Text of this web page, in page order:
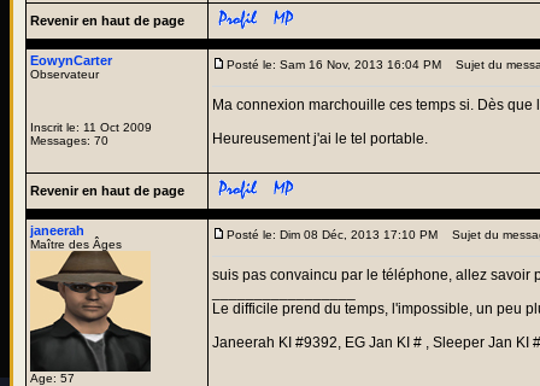
Revenir en haut de page
EowynCarter
Observateur
Inscrit le: 11 Oct 2009
Messages: 70
Posté le: Sam 16 Nov, 2013 16:04 PM Sujet du
Ma connexion marchouille ces temps si. Dès que
Heureusement j'ai le tel portable.
Revenir en haut de page
janeerah
Maître des Âges
Age: 57
Posté le: Dim 08 Déc, 2013 17:10 PM Sujet du
suis pas convaincu par le téléphone, allez savoir
Le difficile prend du temps, l'impossible, un peu
Janeerah KI #9392, EG Jan KI # , Sleeper Jan KI #